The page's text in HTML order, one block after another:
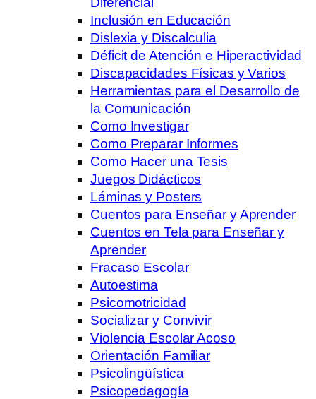
Inclusión en Educación
Dislexia y Discalculia
Déficit de Atención e Hiperactividad
Discapacidades Físicas y Varios
Herramientas para el Desarrollo de
la Comunicación
Como Investigar
Como Preparar Informes
Como Hacer una Tesis
Juegos Didácticos
Láminas y Posters
Cuentos para Enseñar y Aprender
Cuentos en Tela para Enseñar y
Aprender
Fracaso Escolar
Autoestima
Psicomotricidad
Socializar y Convivir
Violencia Escolar Acoso
Orientación Familiar
Psicolingüística
Psicopedagogía